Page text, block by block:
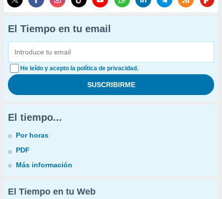
El Tiempo en tu email
He leído y acepto la política de privacidad.
El tiempo...
Por horas
PDF
Más información
El Tiempo en tu Web